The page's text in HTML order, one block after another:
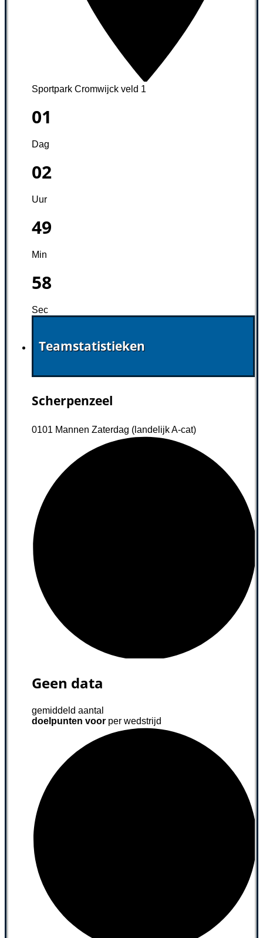
Sportpark Cromwijck veld 1
01
Dag
02
Uur
49
Min
57
Sec
Teamstatistieken
Scherpenzeel
0101 Mannen Zaterdag (landelijk A-cat)
Geen data
gemiddeld aantal
doelpunten voor per wedstrijd